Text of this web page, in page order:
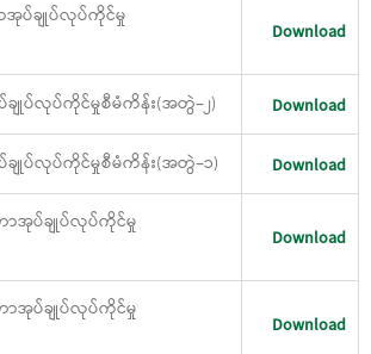
အုပ်ချုပ်လုပ်ကိုင်မှု
Download
ချုပ်လုပ်ကိုင်မှုစီမံကိန်း(အတွဲ−၂) Download
ချုပ်လုပ်ကိုင်မှုစီမံကိန်း(အတွဲ−၁) Download
အုပ်ချုပ်လုပ်ကိုင်မှု
Download
အုပ်ချုပ်လုပ်ကိုင်မှု
Download